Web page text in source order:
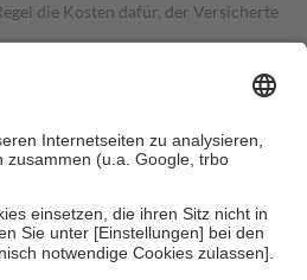
die Kosten dafür, der Versicherte